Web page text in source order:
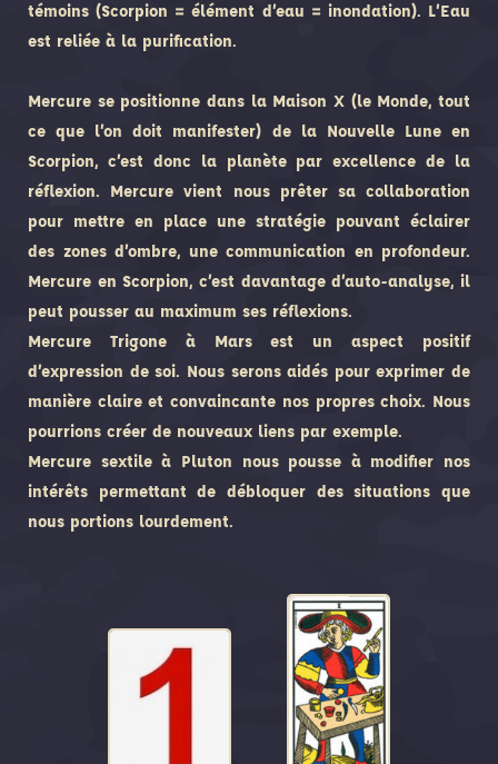
témoins (Scorpion = élément d’eau = inondation). L’Eau
est reliée à la purification.
Mercure se positionne dans la Maison X (le Monde, tout
ce que l’on doit manifester) de la Nouvelle Lune en
Scorpion, c’est donc la planète par excellence de la
réflexion. Mercure vient nous prêter sa collaboration
pour mettre en place une stratégie pouvant éclairer
des zones d’ombre, une communication en profondeur.
Mercure en Scorpion, c’est davantage d’auto-analyse, il
peut pousser au maximum ses réflexions.
Mercure Trigone à Mars est un aspect positif
d’expression de soi. Nous serons aidés pour exprimer de
manière claire et convaincante nos propres choix. Nous
pourrions créer de nouveaux liens par exemple.
Mercure sextile à Pluton nous pousse à modifier nos
intérêts permettant de débloquer des situations que
nous portions lourdement.